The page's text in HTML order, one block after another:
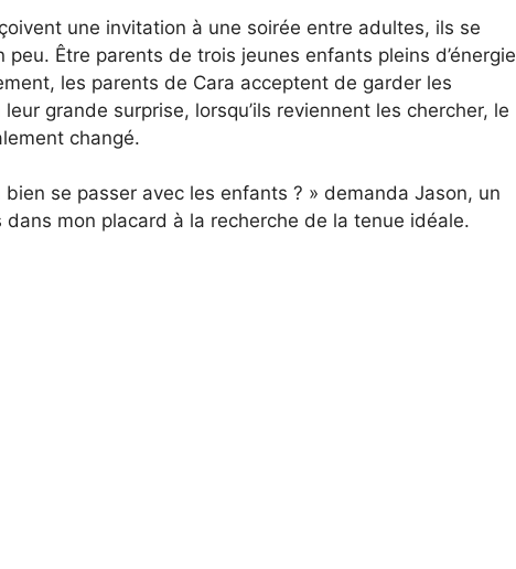
une invitation à une soirée entre adultes, ils se
peu. Être parents de trois jeunes enfants pleins d’énergie
les parents de Cara acceptent de garder les
grande surprise, lorsqu’ils reviennent les chercher, le
changé.
se passer avec les enfants ? » demanda Jason, un
mon placard à la recherche de la tenue idéale.